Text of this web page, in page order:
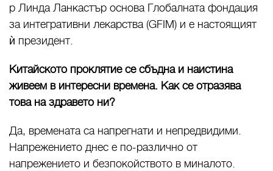
р Линда Ланкастър основа Глобалната фондация
за интегративни лекарства (GFIM) и е настоящият
ѝ президент.
Китайското проклятие се сбъдна и наистина
живеем в интересни времена. Как се отразява
това на здравето ни?
Да, времената са напрегнати и непредвидими.
Напрежението днес е по-различно от
напрежението и безпокойството в миналото.